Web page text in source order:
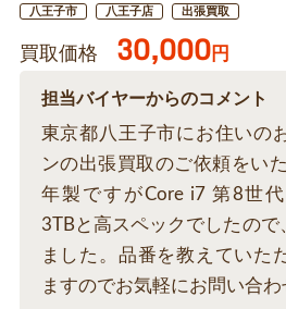
八王子市 八王子店 出張買取
買取価格 30,000円
担当バイヤーからのコメント
東京都八王子市にお住いの
ンの出張買取のご依頼をい
年製ですがCore i7 第8世
3TBと高スペックでしたので
ました。品番を教えていた
ますのでお気軽にお問い合わ